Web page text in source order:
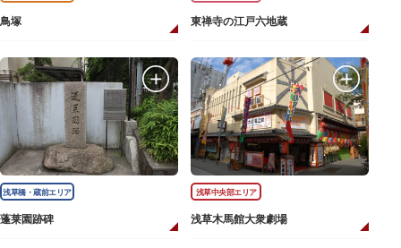
鳥塚 東禅寺の江戸六地蔵
浅草橋・蔵前エリア
蓬莱園跡碑
浅草中央部エリア
浅草木馬館大衆劇場